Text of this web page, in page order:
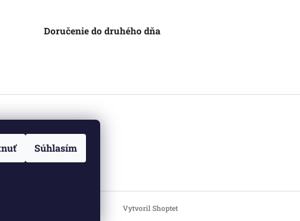
Súhlasím
Doručenie do druhého dňa
Vytvoril Shoptet